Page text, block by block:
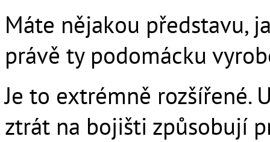
Máte nějakou představu,
právě ty podomácku
Je to extrémně rozšířené.
ztrát na bojišti způsobují